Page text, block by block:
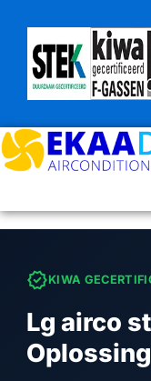
content
verifiedKIWA
Lg airco